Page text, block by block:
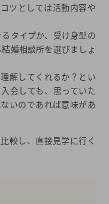
ツとしては活動内容や
タイプか、受け身型の
婚相談所を選びましょ
解してくれるか？とい
会しても、思っていた
いのであれば意味があ
較し、直接見学に行く